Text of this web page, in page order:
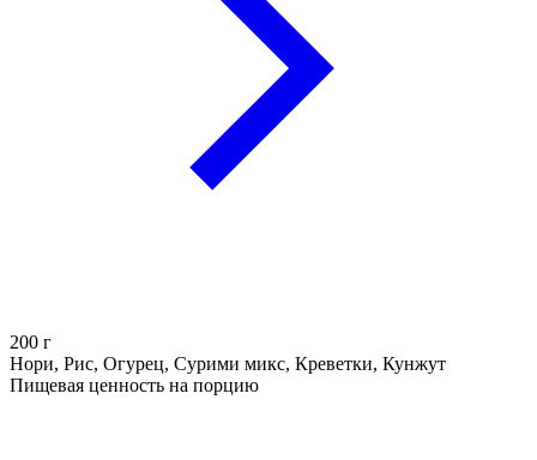
200 г
Нори, Рис, Огурец, Сурими микс, Креветки, Кунжут
Пищевая ценность на порцию